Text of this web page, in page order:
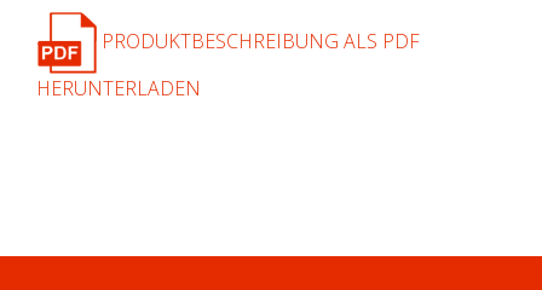
PRODUKTBESCHREIBUNG ALS PDF
HERUNTERLADEN